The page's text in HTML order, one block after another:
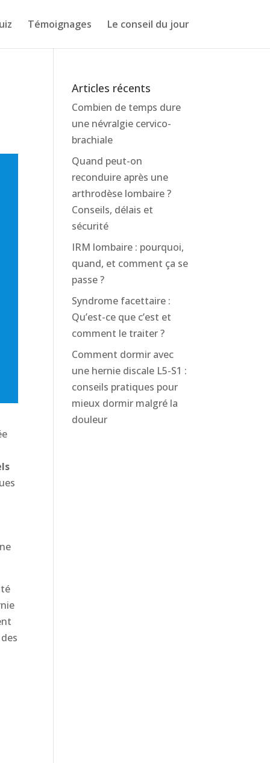
Témoignages Le conseil du jour
Articles récents
Combien de temps dure
une névralgie cervico-
brachiale
Quand peut-on
reconduire après une
arthrodèse lombaire ?
Conseils, délais et
sécurité
IRM lombaire : pourquoi,
quand, et comment ça se
passe ?
Syndrome facettaire :
Qu’est-ce que c’est et
comment le traiter ?
Comment dormir avec
une hernie discale L5-S1 :
conseils pratiques pour
mieux dormir malgré la
douleur